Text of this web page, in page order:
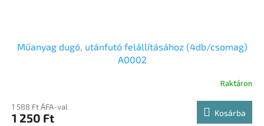
Műanyag dugó, utánfutó felállításához (4db/csomag)
A0002
Raktáron
1 588 Ft ÁFA-val
1 250 Ft Kosárba